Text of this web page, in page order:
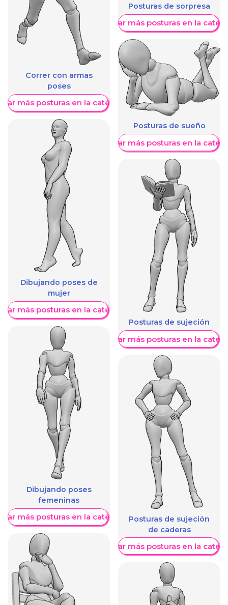
Correr con armas
poses
más posturas en la categoría
Dibujando poses de
mujer
más posturas en la categoría
Dibujando poses
femeninas
más posturas en la categoría
Posturas de sorpresa
Mostrar más posturas en la
Posturas de sueño
Mostrar más posturas en la
Posturas de sujeción
Mostrar más posturas en la
Posturas de sujeción
de caderas
Mostrar más posturas en la